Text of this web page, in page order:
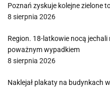
Poznań zyskuje kolejne zielone
8 sierpnia 2026
Region. 18-latkowie nocą jechali
poważnym wypadkiem
8 sierpnia 2026
Naklejał plakaty na budynkach